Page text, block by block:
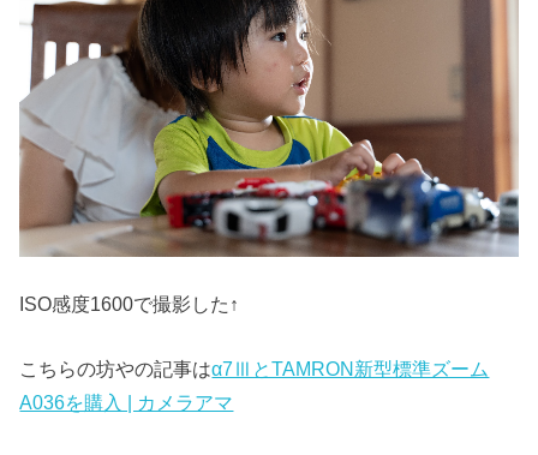
ISO感度1600で撮影した↑
こちらの坊やの記事はα7ⅢとTAMRON新型標準ズーム
A036を購入 | カメラアマ